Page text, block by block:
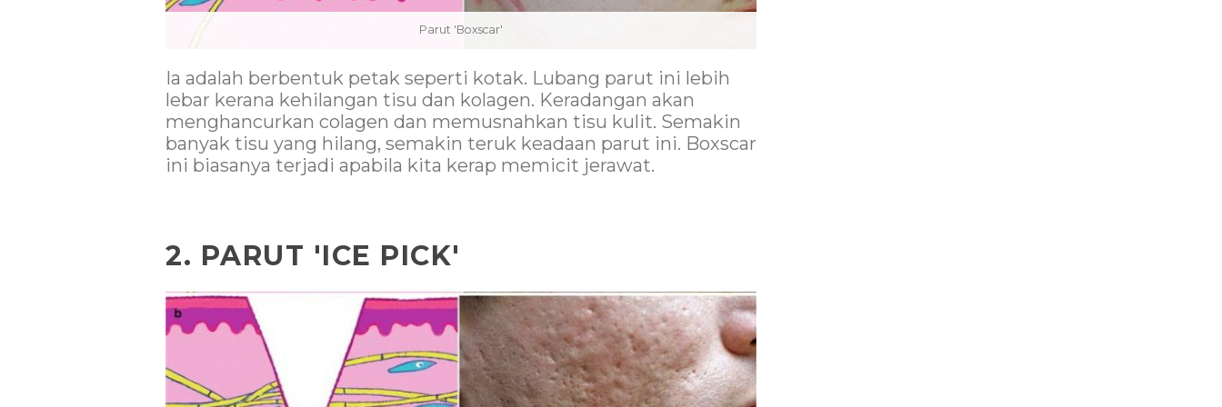
Parut 'Boxscar'
Ia adalah berbentuk petak seperti kotak. Lubang parut ini lebih
lebar kerana kehilangan tisu dan kolagen. Keradangan akan
menghancurkan colagen dan memusnahkan tisu kulit. Semakin
banyak tisu yang hilang, semakin teruk keadaan parut ini. Boxscar
ini biasanya terjadi apabila kita kerap memicit jerawat.
2. PARUT 'ICE PICK'